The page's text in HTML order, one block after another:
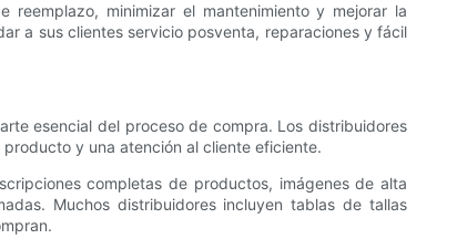
minimizar el mantenimiento y mejorar la
a sus clientes servicio posventa, reparaciones y fácil
esencial del proceso de compra. Los distribuidores
y una atención al cliente eficiente.
completas de productos, imágenes de alta
Muchos distribuidores incluyen tablas de tallas